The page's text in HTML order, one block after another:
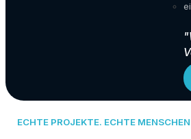
ECHTE PROJEKTE. ECHTE